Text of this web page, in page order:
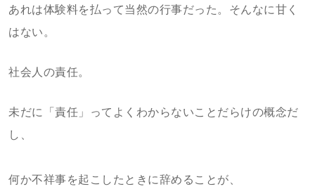
あれは体験料を払って当然の行事だった。そんなに甘く
はない。
社会人の責任。
未だに「責任」ってよくわからないことだらけの概念だ
し、
何か不祥事を起こしたときに辞めることが、